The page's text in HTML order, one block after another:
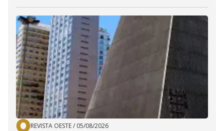
REVISTA OESTE/ 05/08/2026